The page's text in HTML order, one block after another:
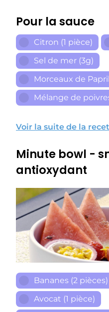
Pour la sauce
Citron (1 pièce)
Sel de mer (3g)
Morceaux de
Mélange de
Voir la suite de la
Minute bowl -
antioxydant
Bananes (2 pièces)
Avocat (1 pièce)